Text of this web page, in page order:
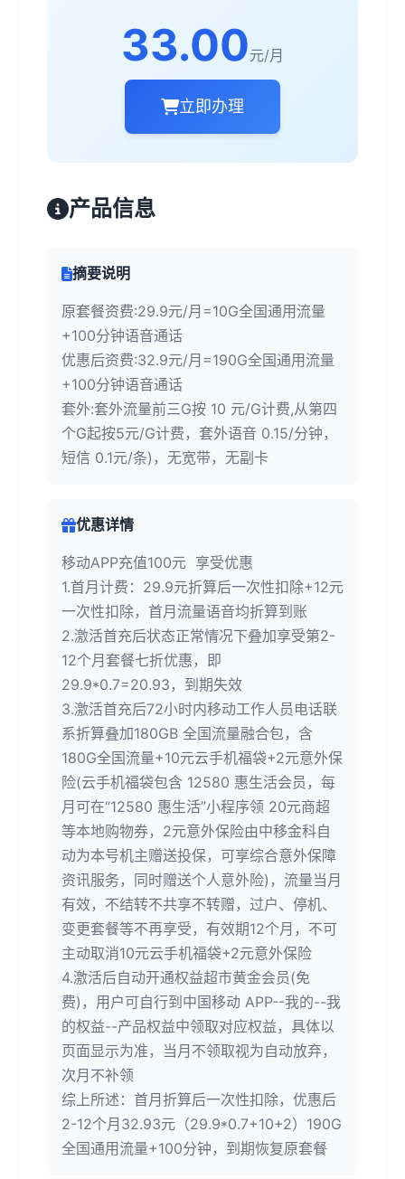
33.00元/月
立即办理
产品信息
摘要说明
原套餐资费:29.9元/月=10G全国通用流量
+100分钟语音通话
优惠后资费:32.9元/月=190G全国通用流量
+100分钟语音通话
套外:套外流量前三G按 10 元/G计费,从第四
个G起按5元/G计费，套外语音 0.15/分钟，
短信 0.1元/条)，无宽带，无副卡
优惠详情
移动APP充值100元 享受优惠
1.首月计费：29.9元折算后一次性扣除+12元
一次性扣除，首月流量语音均折算到账
2.激活首充后状态正常情况下叠加享受第2-
12个月套餐七折优惠，即
29.9*0.7=20.93，到期失效
3.激活首充后72小时内移动工作人员电话联
系折算叠加180GB 全国流量融合包，含
180G全国流量+10元云手机福袋+2元意外保
险(云手机福袋包含 12580 惠生活会员，每
月可在“12580 惠生活”小程序领 20元商超
等本地购物券，2元意外保险由中移金科自
动为本号机主赠送投保，可享综合意外保障
资讯服务，同时赠送个人意外险)，流量当月
有效，不结转不共享不转赠，过户、停机、
变更套餐等不再享受，有效期12个月，不可
主动取消10元云手机福袋+2元意外保险
4.激活后自动开通权益超市黄金会员(免
费)，用户可自行到中国移动 APP--我的--我
的权益--产品权益中领取对应权益，具体以
页面显示为准，当月不领取视为自动放弃，
次月不补领
综上所述：首月折算后一次性扣除，优惠后
2-12个月32.93元（29.9*0.7+10+2）190G
全国通用流量+100分钟，到期恢复原套餐